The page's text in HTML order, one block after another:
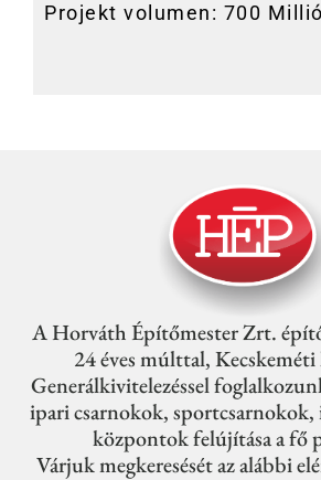
Projekt volumen: 700
A Horváth Építőmester Zrt.
24 éves múlttal,
Generálkivitelezéssel
ipari csarnokok,
központok felújítása a fő
Várjuk megkeresését az alábbi